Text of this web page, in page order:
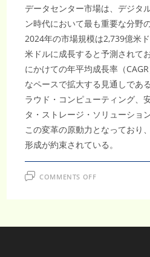
ョ
ン
サ
ー
ビ
ス
へ
の
投
資
拡
に
よ
り、
2033
年
ま
で
US$314.9
億
成
データセンター市場は、デジタ
ン時代において最も重要な分野
2024年の市場規模は2,739億米
米ドルに成長すると予測されて
にかけての年平均成長率（
なペースで拡大する見通しであ
ラウド・コンピューティング、
タ・ストレージ・ソリューショ
この変革の原動力となっており
形成が約束されている。
COMMENTS OFFON
ー